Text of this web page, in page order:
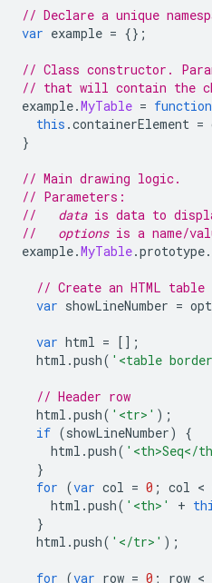
// Declare a unique
var example = {};
// Class constructor.
// that will contain the
example.MyTable = function
this .containerElement =
}
// Main drawing logic.
// Parameters:
// data is data to
// options is a name/
example.MyTable.prototype.
// Create an HTML table
var showLineNumber =
var html = [];
html .push( '<table
// Header row
html .push( '<tr>' );
if (showLineNumber)
{
html .push( '<th>Seq</
}
for (var col = 0 ; col <
html .push( '<th>' +
}
html .push( '</tr>' );
for (var row = 0 ; row <